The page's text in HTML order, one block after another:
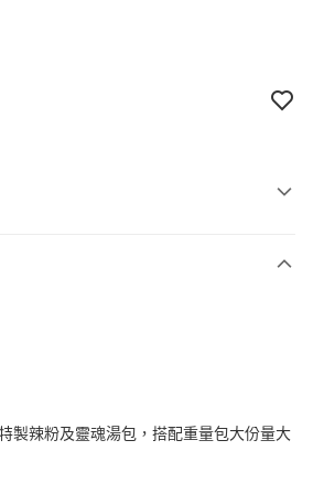
製辣粉及靈魂湯包，搭配重量包大份量大